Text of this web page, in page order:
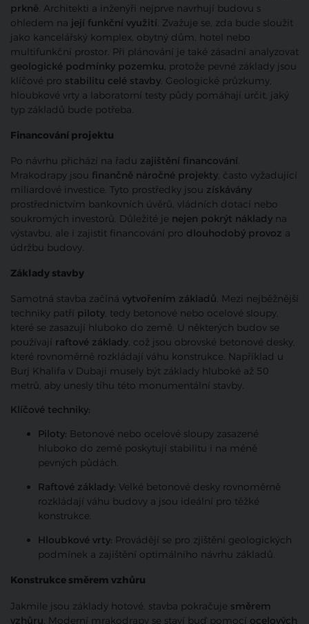
prkně. Architekti a inženýři nejprve navrhují budovu s
ohledem na její funkční využití. Zvažuje se, zda bude sloužit
jako kancelářský komplex, obytný dům, hotel nebo
multifunkční prostor. Při plánování je také zásadní analyzovat
geologické podmínky pozemku, protože pevné základy jsou
klíčové pro stabilitu celé stavby. Geologické průzkumy,
hloubkové vrty a laboratorní testy půdy pomáhají určit, jaký
typ základů bude potřeba.
Financování projektu
Po návrhu přichází na řadu zajištění financování.
Mrakodrapy jsou finančně náročné projekty, často vyžadující
miliardové investice. Tyto prostředky jsou získávány
prostřednictvím bankovních úvěrů, vládních dotací nebo
soukromých investorů. Důležité je nejen pokrýt náklady na
výstavbu, ale i zajistit financování pro dlouhodobý provoz a
údržbu budovy.
Základy stavby
Samotná stavba začíná vytvořením základů. Mezi nejběžnější
techniky patří piloty, tedy betonové nebo ocelové sloupy,
které se zasazují hluboko do země. U některých budov se
používají raftové základy, což jsou obrovské betonové desky,
které rovnoměrně rozkládají váhu konstrukce. Například u
Burj Khalifa v Dubaji musely být základy hluboké až 50
metrů, aby unesly tíhu této monumentální stavby.
Klíčové techniky:
Piloty: Betonové nebo ocelové sloupy zasazené
hluboko do země poskytují stabilitu i na méně
pevných půdách.
Raftové základy: Velké betonové desky rovnoměrně
rozkládají váhu budovy a jsou ideální pro těžké
konstrukce.
Hloubkové vrty: Provádějí se pro zjištění geologických
podmínek a zajištění optimálního návrhu základů.
Konstrukce směrem vzhůru
Jakmile jsou základy hotové, stavba pokračuje směrem
vzhůru. Moderní mrakodrapy se staví buď pomocí ocelových